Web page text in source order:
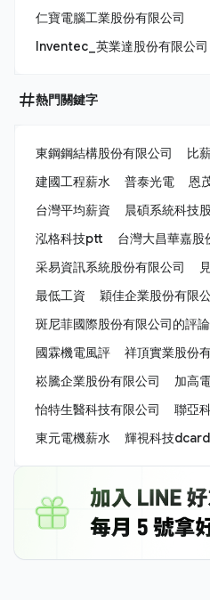
仁寶電腦工業股份有限公司
Inventec_英業達股份有限公司
熱門關鍵字
東鋼鋼結構股份有限公司 比
建國工程薪水
普泰光電 恩
台灣平均薪資
晨碩系統科技
泓格科技ptt
台灣大昌華嘉股
采易資訊系統股份有限公司
最低工資
穎佳企業股份有限
斑尼菲國際股份有限公司的評論
國霖機電風評
祥頂實業股份
崧騰企業股份有限公司
加高
怡特生醫科技有限公司
聯亞
東元電機薪水
輝視科技dcard